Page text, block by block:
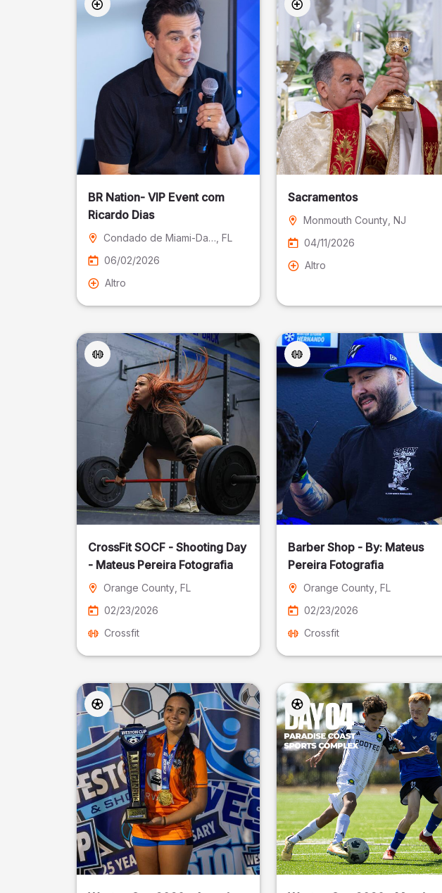
BR Nation- VIP Event com
Ricardo Dias
Condado de Miami-Dade , FL
06/02/2026
Altro
Sacramentos
Monmouth County, NJ
04/11/2026
Altro
CrossFit SOCF - Shooting Day
- Mateus Pereira Fotografia
Orange County , FL
02/23/2026
Crossfit
Barber Shop - By: Mateus
Pereira Fotografia
Orange County, FL
02/23/2026
Crossfit